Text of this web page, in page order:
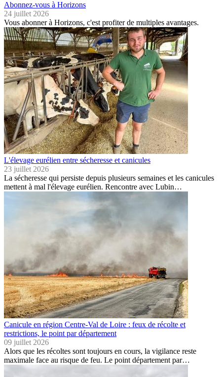
Abonnez-vous à Horizons
24 juillet 2026
Vous abonner à Horizons, c'est profiter de multiples avantages.
L'élevage eurélien entre sécheresse et canicules
23 juillet 2026
La sécheresse qui persiste depuis plusieurs semaines et les canicules
mettent à mal l'élevage eurélien. Rencontre avec Lubin…
Canicule en région Centre-Val de Loire : feux de récolte et
restrictions, le point par département
09 juillet 2026
Alors que les récoltes sont toujours en cours, la vigilance reste
maximale face au risque de feu. Le point département par…